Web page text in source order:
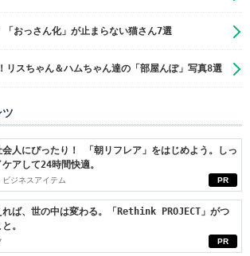
おっさん化」が止まらない猫さん7選
リスちゃん＆ハムちゃん達の「部屋んぽ」写真8選
PR
会人にぴったり！ 「朝リフレア」をはじめよう。しっ
アして24時間快適。
ジネスアイテム
PR
れば、世の中は変わる。「Rethink PROJECT」がつ
。